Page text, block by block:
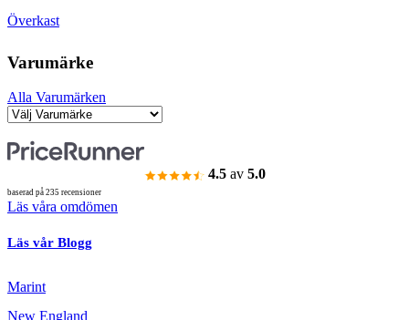
Överkast
Varumärke
Alla Varumärken
4.5 av 5.0
baserad på 235 recensioner
Läs våra omdömen
Läs vår Blogg
Marint
New England